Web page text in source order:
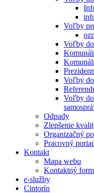
Voľby
Voľby do
Voľby do
Voľby
Odpady
Zlepšenie
Organizačný
Pracovný
Kontakt
Mapa webu
Kontaktný
e-služby
Cintorín